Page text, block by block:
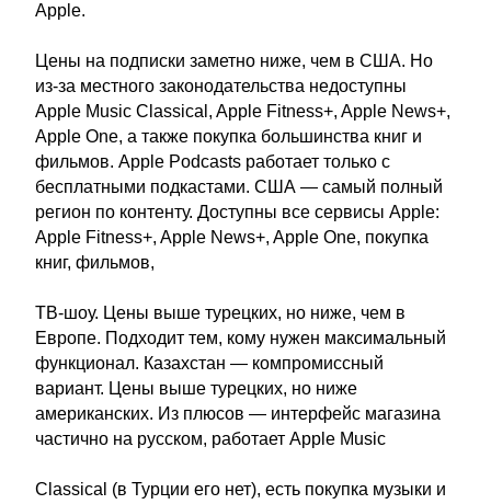
Apple.
Цены на подписки заметно ниже, чем в США. Но
из-за местного законодательства недоступны
Apple Music Classical, Apple Fitness+, Apple News+,
Apple One, а также покупка большинства книг и
фильмов. Apple Podcasts работает только с
бесплатными подкастами. США — самый полный
регион по контенту. Доступны все сервисы Apple:
Apple Fitness+, Apple News+, Apple One, покупка
книг, фильмов,
ТВ-шоу. Цены выше турецких, но ниже, чем в
Европе. Подходит тем, кому нужен максимальный
функционал. Казахстан — компромиссный
вариант. Цены выше турецких, но ниже
американских. Из плюсов — интерфейс магазина
частично на русском, работает Apple Music
Classical (в Турции его нет), есть покупка музыки и